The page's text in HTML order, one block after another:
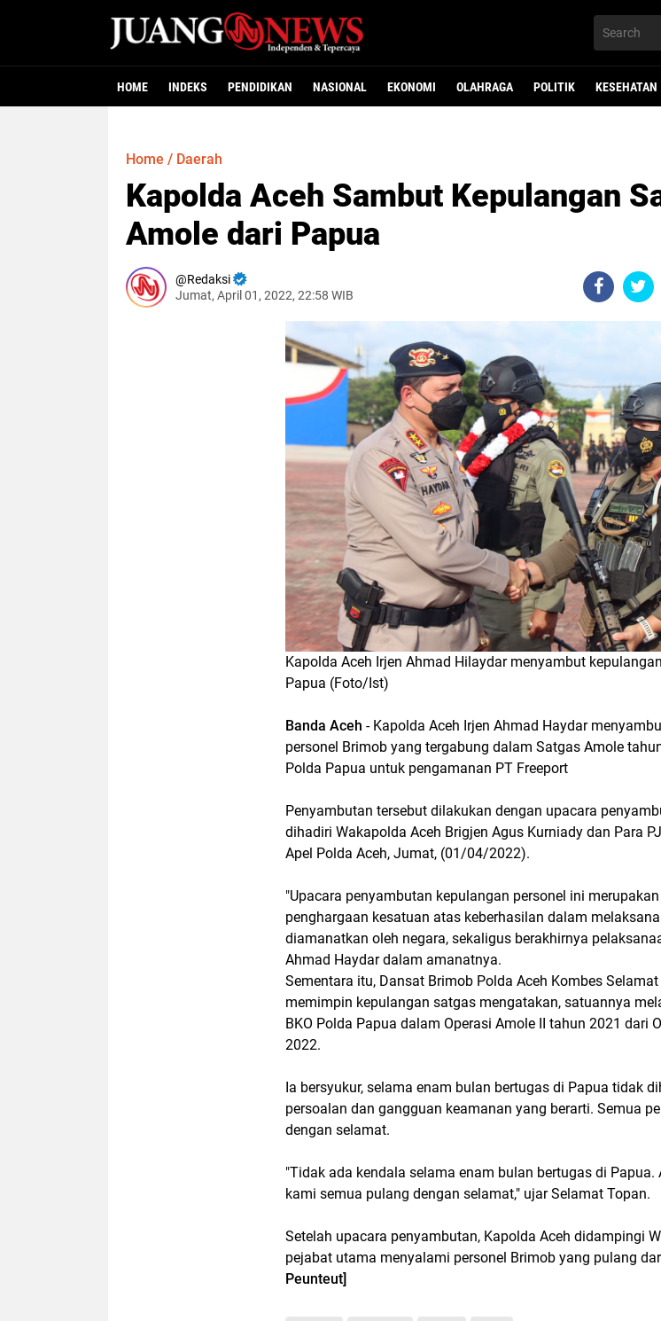
HOME INDEKS PENDIDIKAN NASIONAL EKONOMI OLAHRAGA POLITIK KESEHATAN
Home / Daerah
Kapolda Aceh Sambut Kepulangan
Amole dari Papua
Redaksi
Jumat, April 01, 2022, 22:58 WIB
Kapolda Aceh Irjen Ahmad Hilaydar menyambut
Papua (Foto/Ist)
Banda Aceh - Kapolda Aceh Irjen Ahmad Haydar
personel Brimob yang tergabung dalam Satgas Amole
Polda Papua untuk pengamanan PT Freeport
Penyambutan tersebut dilakukan dengan upacara
dihadiri Wakapolda Aceh Brigjen Agus Kurniady dan Para
Apel Polda Aceh, Jumat, (01/04/2022).
"Upacara penyambutan kepulangan personel ini
penghargaan kesatuan atas keberhasilan dalam
diamanatkan oleh negara, sekaligus berakhirnya
Ahmad Haydar dalam amanatnya.
Sementara itu, Dansat Brimob Polda Aceh Kombes
memimpin kepulangan satgas mengatakan, satuannya
BKO Polda Papua dalam Operasi Amole II tahun 2021 dari
2022.
Ia bersyukur, selama enam bulan bertugas di Papua tidak
persoalan dan gangguan keamanan yang berarti. Semua
dengan selamat.
"Tidak ada kendala selama enam bulan bertugas di
kami semua pulang dengan selamat," ujar Selamat Topan.
Setelah upacara penyambutan, Kapolda Aceh didampingi
pejabat utama menyalami personel Brimob yang pulang
Peunteut]